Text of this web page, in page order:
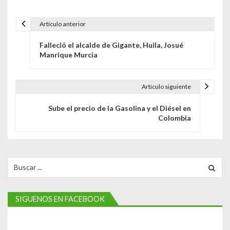
i
ó
n
Artículo anterior
Falleció el alcalde de Gigante, Huila, Josué
Manrique Murcia
Artículo siguiente
Sube el precio de la Gasolina y el Diésel en
Colombia
for:
SIGUENOS EN FACEBOOK